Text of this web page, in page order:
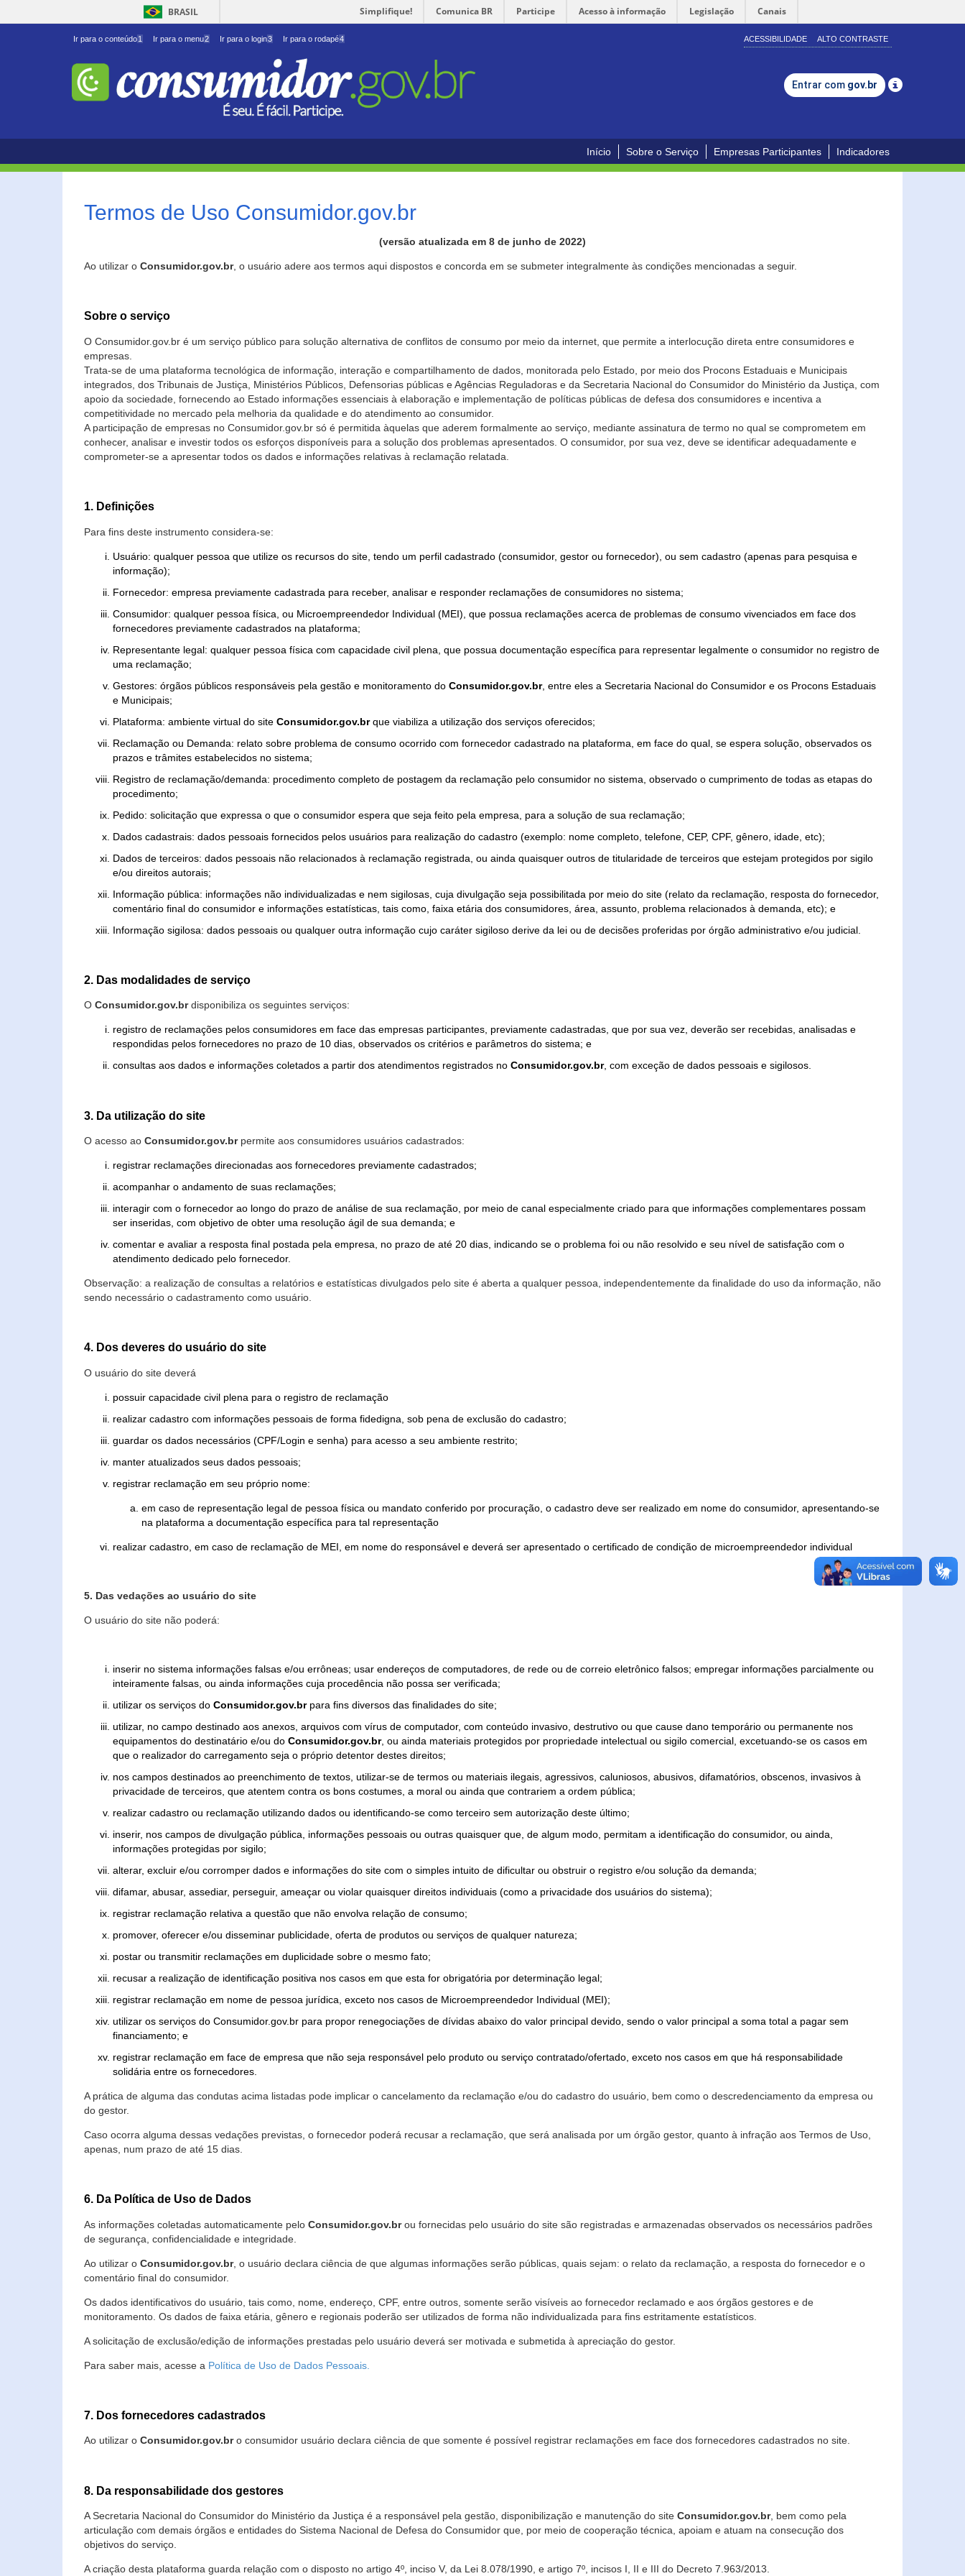
BRASIL Simplifique! Comunica BR Participe Acesso à informação Legislação Canais
Ir para o conteúdo1 Ir para o menu2 Ir para o login3 Ir para o rodapé4 ACESSIBILIDADE ALTO CONTRASTE
Entrar com gov.br
Início Sobre o Serviço Empresas Participantes Indicadores
Termos de Uso Consumidor.gov.br
(versão atualizada em 8 de junho de 2022)
Ao utilizar o Consumidor.gov.br, o usuário adere aos termos aqui dispostos e concorda em se submeter integralmente às condições mencionadas a seguir.
Sobre o serviço
O Consumidor.gov.br é um serviço público para solução alternativa de conflitos de consumo por meio da internet, que permite a interlocução direta entre consumidores e
empresas.
Trata-se de uma plataforma tecnológica de informação, interação e compartilhamento de dados, monitorada pelo Estado, por meio dos Procons Estaduais e Municipais
integrados, dos Tribunais de Justiça, Ministérios Públicos, Defensorias públicas e Agências Reguladoras e da Secretaria Nacional do Consumidor do Ministério da Justiça, com
apoio da sociedade, fornecendo ao Estado informações essenciais à elaboração e implementação de políticas públicas de defesa dos consumidores e incentiva a
competitividade no mercado pela melhoria da qualidade e do atendimento ao consumidor.
A participação de empresas no Consumidor.gov.br só é permitida àquelas que aderem formalmente ao serviço, mediante assinatura de termo no qual se comprometem em
conhecer, analisar e investir todos os esforços disponíveis para a solução dos problemas apresentados. O consumidor, por sua vez, deve se identificar adequadamente e
comprometer-se a apresentar todos os dados e informações relativas à reclamação relatada.
1. Definições
Para fins deste instrumento considera-se:
Usuário: qualquer pessoa que utilize os recursos do site, tendo um perfil cadastrado (consumidor, gestor ou fornecedor), ou sem cadastro (apenas para pesquisa e
informação);
Fornecedor: empresa previamente cadastrada para receber, analisar e responder reclamações de consumidores no sistema;
Consumidor: qualquer pessoa física, ou Microempreendedor Individual (MEI), que possua reclamações acerca de problemas de consumo vivenciados em face dos
fornecedores previamente cadastrados na plataforma;
Representante legal: qualquer pessoa física com capacidade civil plena, que possua documentação específica para representar legalmente o consumidor no registro de
uma reclamação;
Gestores: órgãos públicos responsáveis pela gestão e monitoramento do Consumidor.gov.br, entre eles a Secretaria Nacional do Consumidor e os Procons Estaduais
e Municipais;
Plataforma: ambiente virtual do site Consumidor.gov.brque viabiliza a utilização dos serviços oferecidos;
Reclamação ou Demanda: relato sobre problema de consumo ocorrido com fornecedor cadastrado na plataforma, em face do qual, se espera solução, observados os
prazos e trâmites estabelecidos no sistema;
Registro de reclamação/demanda: procedimento completo de postagem da reclamação pelo consumidor no sistema, observado o cumprimento de todas as etapas do
procedimento;
Pedido: solicitação que expressa o que o consumidor espera que seja feito pela empresa, para a solução de sua reclamação;
Dados cadastrais: dados pessoais fornecidos pelos usuários para realização do cadastro (exemplo: nome completo, telefone, CEP, CPF, gênero, idade, etc);
Dados de terceiros: dados pessoais não relacionados à reclamação registrada, ou ainda quaisquer outros de titularidade de terceiros que estejam protegidos por sigilo
e/ou direitos autorais;
Informação pública: informações não individualizadas e nem sigilosas, cuja divulgação seja possibilitada por meio do site (relato da reclamação, resposta do fornecedor,
comentário final do consumidor e informações estatísticas, tais como, faixa etária dos consumidores, área, assunto, problema relacionados à demanda, etc); e
Informação sigilosa: dados pessoais ou qualquer outra informação cujo caráter sigiloso derive da lei ou de decisões proferidas por órgão administrativo e/ou judicial.
2. Das modalidades de serviço
O Consumidor.gov.brdisponibiliza os seguintes serviços:
registro de reclamações pelos consumidores em face das empresas participantes, previamente cadastradas, que por sua vez, deverão ser recebidas, analisadas e
respondidas pelos fornecedores no prazo de 10 dias, observados os critérios e parâmetros do sistema; e
consultas aos dados e informações coletados a partir dos atendimentos registrados no Consumidor.gov.br, com exceção de dados pessoais e sigilosos.
3. Da utilização do site
O acesso ao Consumidor.gov.brpermite aos consumidores usuários cadastrados:
registrar reclamações direcionadas aos fornecedores previamente cadastrados;
acompanhar o andamento de suas reclamações;
interagir com o fornecedor ao longo do prazo de análise de sua reclamação, por meio de canal especialmente criado para que informações complementares possam
ser inseridas, com objetivo de obter uma resolução ágil de sua demanda; e
comentar e avaliar a resposta final postada pela empresa, no prazo de até 20 dias, indicando se o problema foi ou não resolvido e seu nível de satisfação com o
atendimento dedicado pelo fornecedor.
Observação: a realização de consultas a relatórios e estatísticas divulgados pelo site é aberta a qualquer pessoa, independentemente da finalidade do uso da informação, não
sendo necessário o cadastramento como usuário.
4. Dos deveres do usuário do site
O usuário do site deverá
possuir capacidade civil plena para o registro de reclamação
realizar cadastro com informações pessoais de forma fidedigna, sob pena de exclusão do cadastro;
guardar os dados necessários (CPF/Login e senha) para acesso a seu ambiente restrito;
manter atualizados seus dados pessoais;
registrar reclamação em seu próprio nome:
em caso de representação legal de pessoa física ou mandato conferido por procuração, o cadastro deve ser realizado em nome do consumidor, apresentando-se
na plataforma a documentação específica para tal representação
realizar cadastro, em caso de reclamação de MEI, em nome do responsável e deverá ser apresentado o certificado de condição de microempreendedor individual
5. Das vedações ao usuário do site
O usuário do site não poderá:
inserir no sistema informações falsas e/ou errôneas; usar endereços de computadores, de rede ou de correio eletrônico falsos; empregar informações parcialmente ou
inteiramente falsas, ou ainda informações cuja procedência não possa ser verificada;
utilizar os serviços do Consumidor.gov.brpara fins diversos das finalidades do site;
utilizar, no campo destinado aos anexos, arquivos com vírus de computador, com conteúdo invasivo, destrutivo ou que cause dano temporário ou permanente nos
equipamentos do destinatário e/ou do Consumidor.gov.br, ou ainda materiais protegidos por propriedade intelectual ou sigilo comercial, excetuando-se os casos em
que o realizador do carregamento seja o próprio detentor destes direitos;
nos campos destinados ao preenchimento de textos, utilizar-se de termos ou materiais ilegais, agressivos, caluniosos, abusivos, difamatórios, obscenos, invasivos à
privacidade de terceiros, que atentem contra os bons costumes, a moral ou ainda que contrariem a ordem pública;
realizar cadastro ou reclamação utilizando dados ou identificando-se como terceiro sem autorização deste último;
inserir, nos campos de divulgação pública, informações pessoais ou outras quaisquer que, de algum modo, permitam a identificação do consumidor, ou ainda,
informações protegidas por sigilo;
alterar, excluir e/ou corromper dados e informações do site com o simples intuito de dificultar ou obstruir o registro e/ou solução da demanda;
difamar, abusar, assediar, perseguir, ameaçar ou violar quaisquer direitos individuais (como a privacidade dos usuários do sistema);
registrar reclamação relativa a questão que não envolva relação de consumo;
promover, oferecer e/ou disseminar publicidade, oferta de produtos ou serviços de qualquer natureza;
postar ou transmitir reclamações em duplicidade sobre o mesmo fato;
recusar a realização de identificação positiva nos casos em que esta for obrigatória por determinação legal;
registrar reclamação em nome de pessoa jurídica, exceto nos casos de Microempreendedor Individual (MEI);
utilizar os serviços do Consumidor.gov.br para propor renegociações de dívidas abaixo do valor principal devido, sendo o valor principal a soma total a pagar sem
financiamento; e
registrar reclamação em face de empresa que não seja responsável pelo produto ou serviço contratado/ofertado, exceto nos casos em que há responsabilidade
solidária entre os fornecedores.
A prática de alguma das condutas acima listadas pode implicar o cancelamento da reclamação e/ou do cadastro do usuário, bem como o descredenciamento da empresa ou
do gestor.
Caso ocorra alguma dessas vedações previstas, o fornecedor poderá recusar a reclamação, que será analisada por um órgão gestor, quanto à infração aos Termos de Uso,
apenas, num prazo de até 15 dias.
6. Da Política de Uso de Dados
As informações coletadas automaticamente pelo Consumidor.gov.brou fornecidas pelo usuário do site são registradas e armazenadas observados os necessários padrões
de segurança, confidencialidade e integridade.
Ao utilizar o Consumidor.gov.br, o usuário declara ciência de que algumas informações serão públicas, quais sejam: o relato da reclamação, a resposta do fornecedor e o
comentário final do consumidor.
Os dados identificativos do usuário, tais como, nome, endereço, CPF, entre outros, somente serão visíveis ao fornecedor reclamado e aos órgãos gestores e de
monitoramento. Os dados de faixa etária, gênero e regionais poderão ser utilizados de forma não individualizada para fins estritamente estatísticos.
A solicitação de exclusão/edição de informações prestadas pelo usuário deverá ser motivada e submetida à apreciação do gestor.
Para saber mais, acesse a Política de Uso de Dados Pessoais.
7. Dos fornecedores cadastrados
Ao utilizar o Consumidor.gov.bro consumidor usuário declara ciência de que somente é possível registrar reclamações em face dos fornecedores cadastrados no site.
8. Da responsabilidade dos gestores
A Secretaria Nacional do Consumidor do Ministério da Justiça é a responsável pela gestão, disponibilização e manutenção do site Consumidor.gov.br, bem como pela
articulação com demais órgãos e entidades do Sistema Nacional de Defesa do Consumidor que, por meio de cooperação técnica, apoiam e atuam na consecução dos
objetivos do serviço.
A criação desta plataforma guarda relação com o disposto no artigo 4º, inciso V, da Lei 8.078/1990, e artigo 7º, incisos I, II e III do Decreto 7.963/2013.